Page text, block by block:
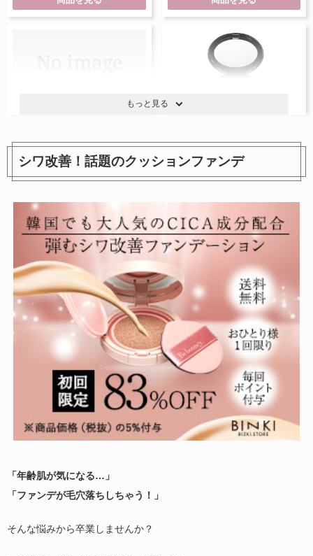
ファンデーションプライマー
参考価格：-
商品を見る
ステージ パフォーマー スムー
商品を見る
もっと見る
シワ改善！話題のクッションファンデ
「年齢肌が気になる…」
「ファンデが毛穴落ちしちゃう！」
そんな悩みから卒業しませんか？